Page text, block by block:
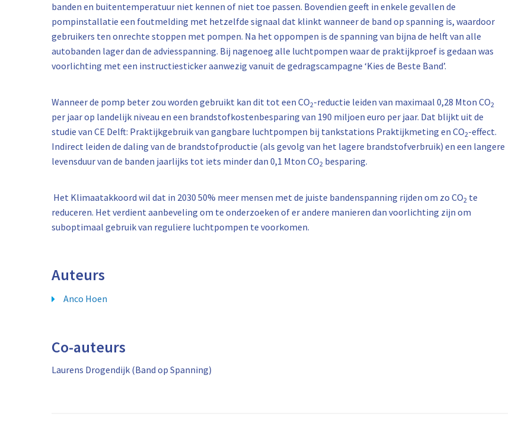
banden en buitentemperatuur niet kennen of niet toe passen. Bovendien geeft in enkele gevallen de
pompinstallatie een foutmelding met hetzelfde signaal dat klinkt wanneer de band op spanning is, waardoor
gebruikers ten onrechte stoppen met pompen. Na het oppompen is de spanning van bijna de helft van alle
autobanden lager dan de adviesspanning. Bij nagenoeg alle luchtpompen waar de praktijkproef is gedaan was
voorlichting met een instructiesticker aanwezig vanuit de gedragscampagne ‘Kies de Beste Band’.
Wanneer de pomp beter zou worden gebruikt kan dit tot een CO2-reductie leiden van maximaal 0,28 Mton CO2
per jaar op landelijk niveau en een brandstofkostenbesparing van 190 miljoen euro per jaar. Dat blijkt uit de
studie van CE Delft: Praktijkgebruik van gangbare luchtpompen bij tankstations Praktijkmeting en CO2-effect.
Indirect leiden de daling van de brandstofproductie (als gevolg van het lagere brandstofverbruik) en een langere
levensduur van de banden jaarlijks tot iets minder dan 0,1 Mton CO2 besparing.
Het Klimaatakkoord wil dat in 2030 50% meer mensen met de juiste bandenspanning rijden om zo CO2 te
reduceren. Het verdient aanbeveling om te onderzoeken of er andere manieren dan voorlichting zijn om
suboptimaal gebruik van reguliere luchtpompen te voorkomen.
Auteurs
Anco Hoen
Co-auteurs
Laurens Drogendijk (Band op Spanning)